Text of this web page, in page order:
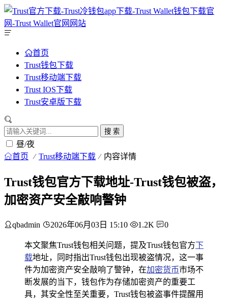
首页
Trust钱包下载
Trust移动端下载
Trust IOS下载
Trust安卓版下载
搜 索
昼/夜
首页 Trust移动端下载 内容详情
Trust钱包官方下载地址-Trust钱包被盗，
加密资产安全敲响警钟
qbadmin 2026年06月03日 15:10 1.2K 0
本文聚焦Trust钱包相关问题，提及Trust钱包官方下
载地址，同时指出Trust钱包出现被盗情况，这一事
件为加密资产安全敲响了警钟，在加密货币市场不
断发展的当下，钱包作为存储加密资产的重要工
具，其安全性至关重要，Trust钱包被盗事件提醒用